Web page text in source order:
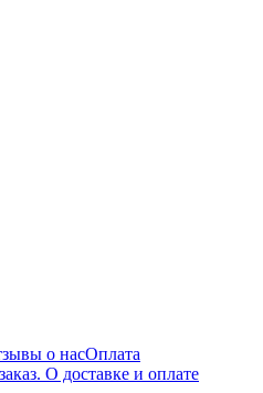
о насОплата
О доставке и оплате